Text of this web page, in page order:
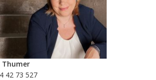
Thumer
42 73 527